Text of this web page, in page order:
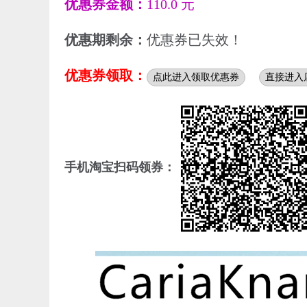
优惠券金额： 110.0 元
优惠期剩余： 优惠券已失效！
优惠券领取： 点此进入领取优惠券 直接进入
手机淘宝扫码领券：